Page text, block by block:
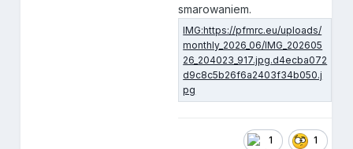
smarowaniem.
1 1